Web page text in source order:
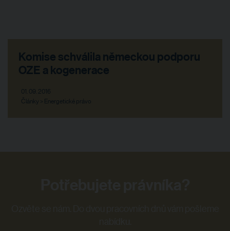
Komise schválila německou podporu
OZE a kogenerace
01. 09. 2016
Články > Energetické právo